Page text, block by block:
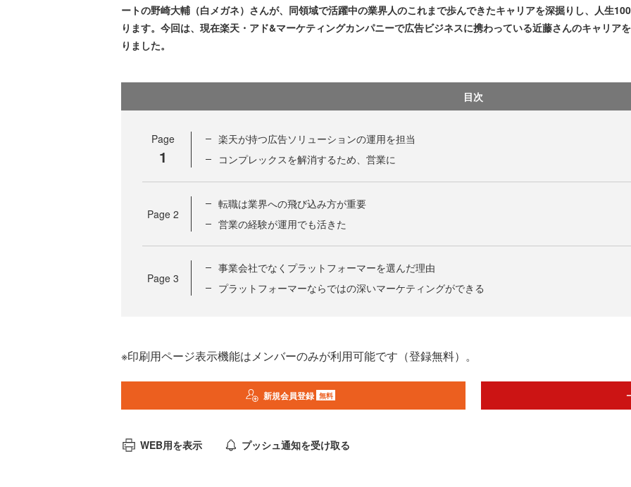
ートの野崎大輔（白メガネ）さんが、同領域で活躍中の業界人のこれまで歩んできたキャリアを深掘りし、人生
ります。今回は、現在楽天・アド&マーケティングカンパニーで広告ビジネスに携わっている近藤さんのキャリア
りました。
目次
Page
1
楽天が持つ広告ソリューションの運用を担当
コンプレックスを解消するため、営業に
Page 2
転職は業界への飛び込み方が重要
営業の経験が運用でも活きた
Page 3
事業会社でなくプラットフォーマーを選んだ理由
プラットフォーマーならではの深いマーケティングができる
※印刷用ページ表示機能はメンバーのみが利用可能です（登録無料）。
新規会員登録 無料
WEB用を表示 プッシュ通知を受け取る